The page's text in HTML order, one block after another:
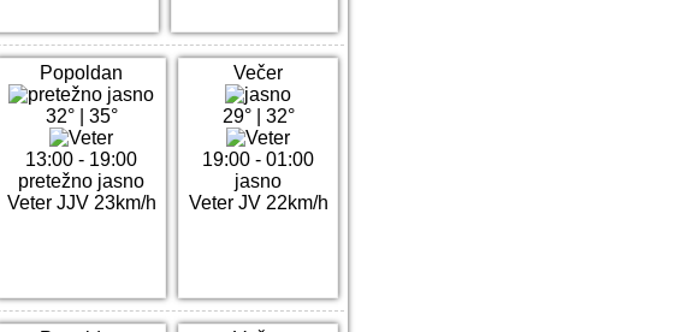
Popoldan
32°| 35°
13:00 - 19:00
pretežno jasno
Veter JJV 23km/h
Večer
29°| 32°
19:00 - 01:00
jasno
Veter JV 22km/h